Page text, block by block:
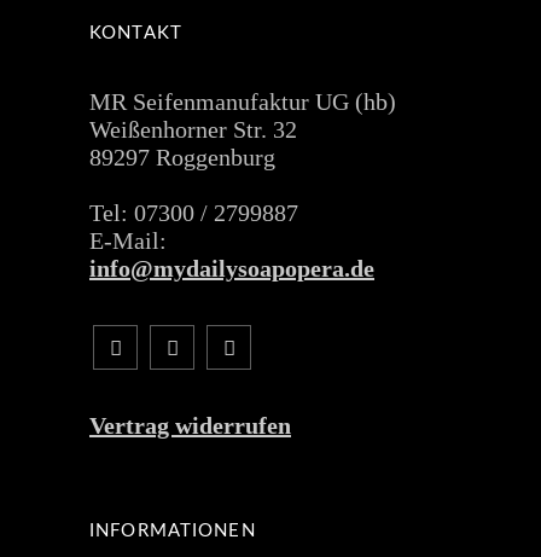
KONTAKT
MR Seifenmanufaktur UG (hb)
Weißenhorner Str. 32
89297 Roggenburg
Tel: 07300 / 2799887
E-Mail:
info@mydailysoapopera.de
Vertrag widerrufen
INFORMATIONEN